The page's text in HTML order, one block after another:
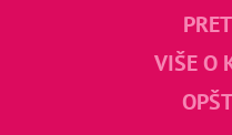
VIŠE O